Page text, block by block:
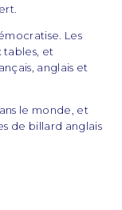
Les
tables, et
anglais et
le monde, et
de billard anglais